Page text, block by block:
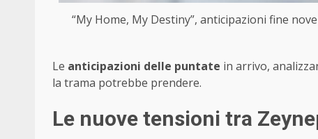
“My Home, My Destiny”, anticipazioni fine
Le anticipazioni delle puntate in arrivo,
la trama potrebbe prendere.
Le nuove tensioni tra